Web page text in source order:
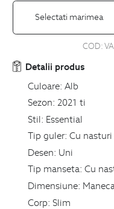
Selectati marimea
COD:
Detalii produs
Culoare: Alb
Sezon: 2021 ti
Stil: Essential
Tip guler: Cu
Desen: Uni
Tip manseta: Cu
Dimensiune:
Corp: Slim